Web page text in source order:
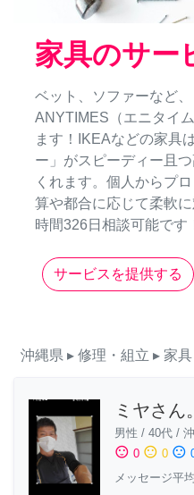
家具のサー
ベット、ソファーなど
ANYTIMES（エニタイ
ます！IKEAなどの家具
ー」がスピーディー且
くれます。個人からプ
算や都合に応じて柔軟
時間326日相談可能です
サービスを提供する
沖縄県 ▸ 修理・組立 ▸ 家具
ミヤさん
男性 / 40代 /
sentiment_satisfied 0 sentiment_neutral 0 sentiment_dissatisfied
メッセージ平